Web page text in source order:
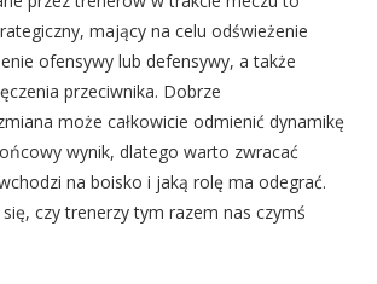
mający na celu odświeżenie
ofensywy lub defensywy, a także
przeciwnika. Dobrze
może całkowicie odmienić dynamikę
wynik, dlatego warto zwracać
na boisko i jaką rolę ma odegrać.
czy trenerzy tym razem nas czymś